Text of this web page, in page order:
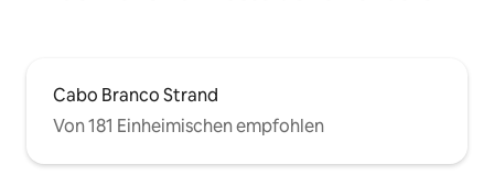
Cabo Branco Strand
Von 181 Einheimischen empfohlen